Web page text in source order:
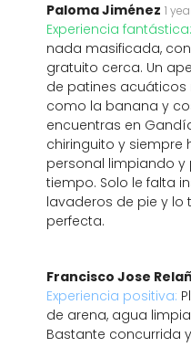
Paloma Jiménez 1
Experiencia fantástica:
nada masificada,
gratuito cerca. Un
de patines
como la banana y
encuentras en
chiringuito y siempre
personal limpiando
tiempo. Solo le falta
lavaderos de pie y
perfecta.
Francisco Jose
Experiencia positiva:
de arena, agua
Bastante concurrida